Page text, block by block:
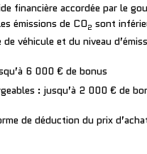
financière accordée par le
émissions de CO2 sont
véhicule et du niveau
6 000 € de bonus
: jusqu’à 2 000 € de
de déduction du prix